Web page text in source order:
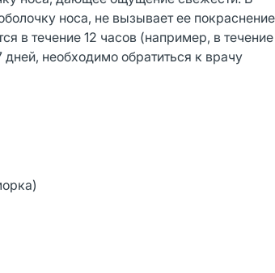
носа, не вызывает ее
в течение 12 часов (например, в
необходимо обратиться к врачу